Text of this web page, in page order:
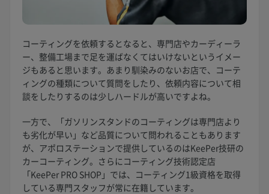
コーティングを依頼するとなると、専門店やカーディーラ
ー、整備工場まで足を運ばなくてはいけないというイメー
ジもあると思います。あまり馴染みのないお店で、コーテ
ィングの種類について質問をしたり、依頼内容について相
談をしたりするのは少しハードルが高いですよね。
一方で、「ガソリンスタンドのコーティングは専門店より
も劣化が早い」など品質について問われることもあります
が、アポロステーションで提供しているのはKeePer技研の
カーコーティング。さらにコーティング技術認定店
「KeePer PRO SHOP」では、コーティング1級資格を取得
している専門スタッフが常に在籍しています。